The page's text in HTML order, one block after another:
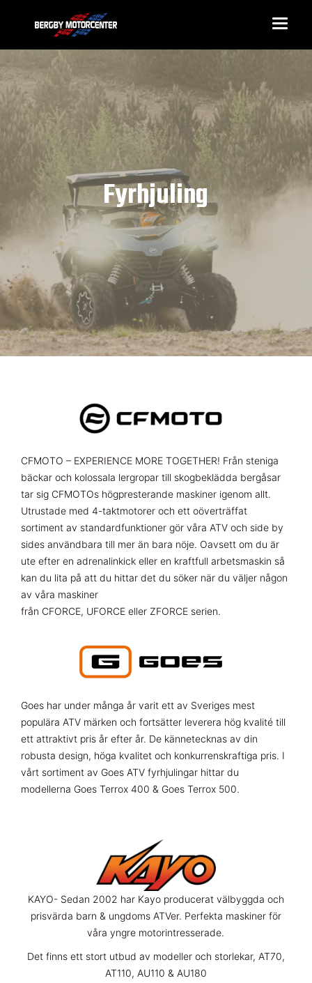
Fyrhjuling
CFMOTO – EXPERIENCE MORE TOGETHER! Från steniga
bäckar och kolossala lergropar till skogbeklädda bergåsar
tar sig CFMOTOs högpresterande maskiner igenom allt.
Utrustade med 4-taktmotorer och ett oöverträffat
sortiment av standardfunktioner gör våra ATV och side by
sides användbara till mer än bara nöje. Oavsett om du är
ute efter en adrenalinkick eller en kraftfull arbetsmaskin så
kan du lita på att du hittar det du söker när du väljer någon
av våra maskiner
från CFORCE, UFORCE eller ZFORCE serien.
Goes har under många år varit ett av Sveriges mest
populära ATV märken och fortsätter leverera hög kvalité till
ett attraktivt pris år efter år. De kännetecknas av din
robusta design, höga kvalitet och konkurrenskraftiga pris. I
vårt sortiment av Goes ATV fyrhjulingar hittar du
modellerna Goes Terrox 400 & Goes Terrox 500.
KAYO- Sedan 2002 har Kayo producerat välbyggda och
prisvärda barn & ungdoms ATVer. Perfekta maskiner för
våra yngre motorintresserade.
Det finns ett stort utbud av modeller och storlekar, AT70,
AT110, AU110 & AU180